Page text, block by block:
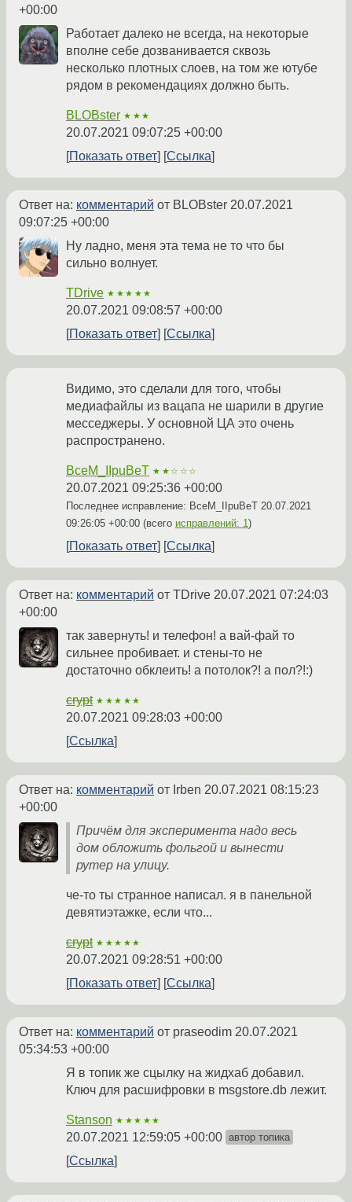
+00:00
Работает далеко не всегда, на некоторые
вполне себе дозванивается сквозь
несколько плотных слоев, на том же ютубе
рядом в рекомендациях должно быть.
BLOBster ★★★
20.07.2021 09:07:25 +00:00
Показать ответ
Ссылка
Ответ на: комментарий от BLOBster 20.07.2021
09:07:25 +00:00
Ну ладно, меня эта тема не то что бы
сильно волнует.
TDrive ★★★★★
20.07.2021 09:08:57 +00:00
Показать ответ
Ссылка
Видимо, это сделали для того, чтобы
медиафайлы из вацапа не шарили в другие
месседжеры. У основной ЦА это очень
распространено.
BceM_IIpuBeT ★★☆☆☆
20.07.2021 09:25:36 +00:00
Последнее исправление: BceM_IIpuBeT 20.07.2021
09:26:05 +00:00 (всего исправлений: 1)
Показать ответ Ссылка
Ответ на: комментарий от TDrive 20.07.2021 07:24:03
+00:00
так завернуть! и телефон! а вай-фай то
сильнее пробивает. и стены-то не
достаточно обклеить! а потолок?! а пол?!:)
crypt ★★★★★
20.07.2021 09:28:03 +00:00
Ссылка
Ответ на: комментарий от Irben 20.07.2021 08:15:23
+00:00
Причём для эксперимента надо весь
дом обложить фольгой и вынести
рутер на улицу.
че-то ты странное написал. я в панельной
девятиэтажке, если что...
crypt ★★★★★
20.07.2021 09:28:51 +00:00
Показать ответ
Ссылка
Ответ на: комментарий от praseodim 20.07.2021
05:34:53 +00:00
Я в топик же сцылку на жидхаб добавил.
Ключ для расшифровки в msgstore.db лежит.
Stanson ★★★★★
20.07.2021 12:59:05 +00:00 автор топика
Ссылка